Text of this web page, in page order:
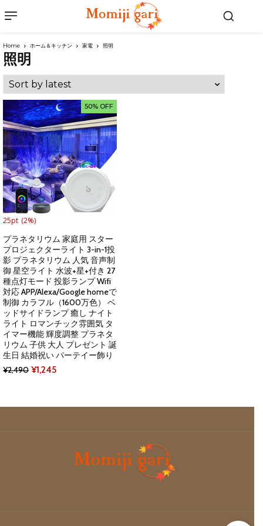
Home ホーム＆キッチン 家電 照明
照明
50% OFF
25pt (2%)
プラネタリウム 家庭用 スター
プロジェクターライト 3-in-1投
影 プラネタリウム 人気 音声制
御 星空ライト 水波+星+付き 27
種点灯モード 投影ランプ Wifi
対応 APP/Alexa/Google homeで
制御 カラフル（1600万色） ベ
ッドサイドランプ 癒し ナイト
ライト ロマンチック雰囲気 タ
イマー機能 輝度調整 プラネタ
リウム 子供 大人 プレゼント 誕
生日 結婚祝い パーテイー飾り
¥2,490 Original
¥1,245Current